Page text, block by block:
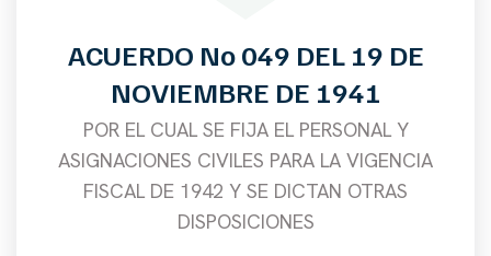
ACUERDO No 049 DEL 19 DE
NOVIEMBRE DE 1941
POR EL CUAL SE FIJA EL PERSONAL Y
ASIGNACIONES CIVILES PARA LA VIGENCIA
FISCAL DE 1942 Y SE DICTAN OTRAS
DISPOSICIONES